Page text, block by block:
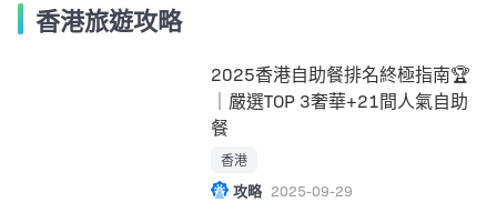
香港旅遊攻略
2025香港自助餐排名終極指南🏆
｜嚴選TOP 3奢華+21間人氣自助
餐
香港
攻略 2025-09-29